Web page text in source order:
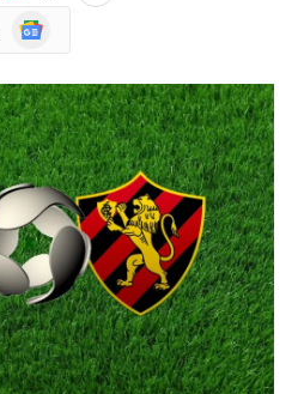
Google
Notícias